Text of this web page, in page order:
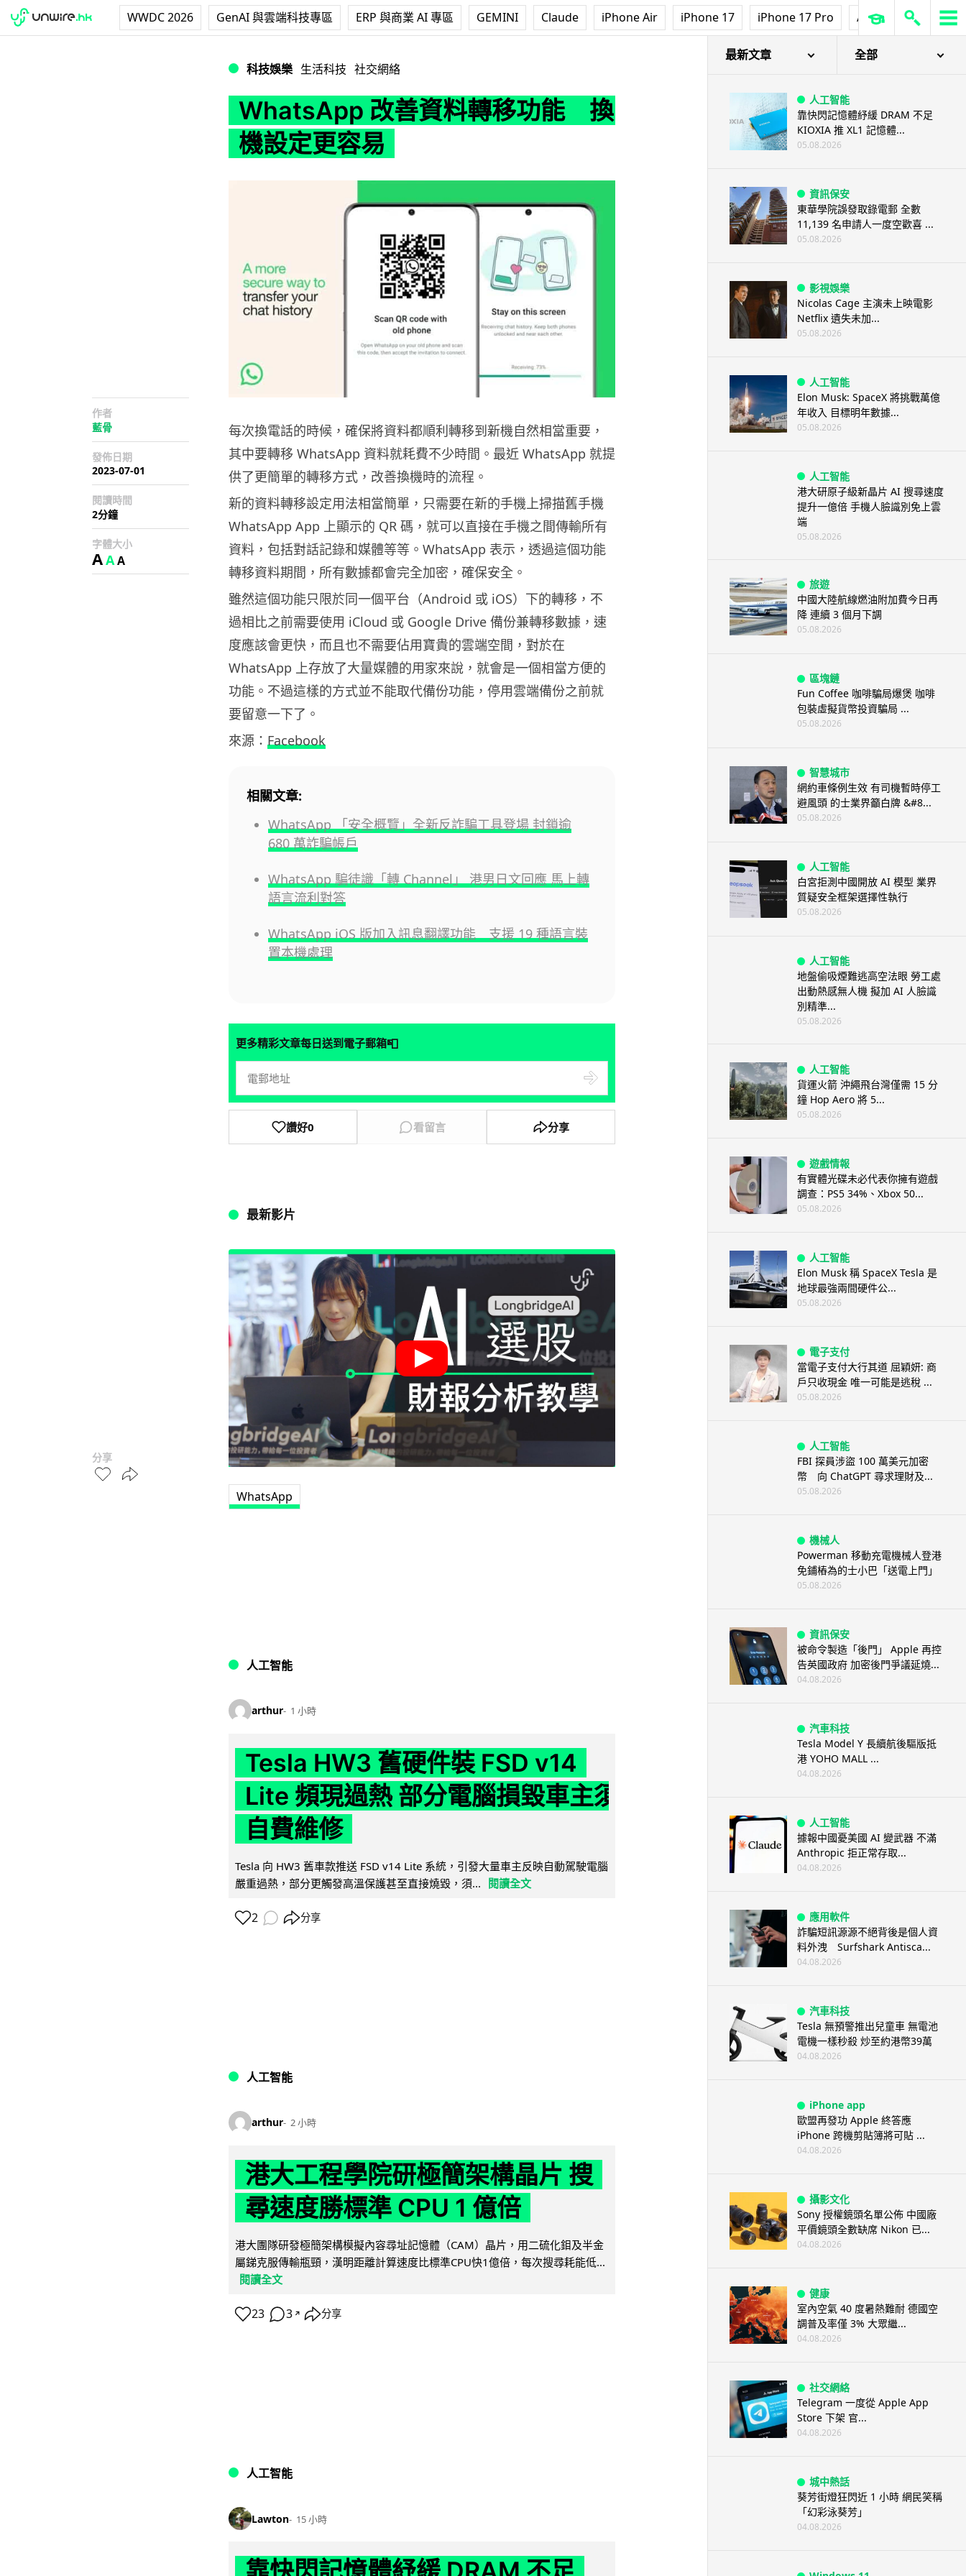
WWDC 2026 GenAI 與雲端科技專區 ERP 與商業 AI 專區 GEMINI Claude iPhone Air iPhone 17 iPhone 17 Pro AirPods Pro 3
科技娛樂 生活科技 社交網絡
WhatsApp 改善資料轉移功能 換
機設定更容易
作者
藍骨
發佈日期
2023-07-01
閱讀時間
2分鐘
字體大小
AAA
分享
每次換電話的時候，確保將資料都順利轉移到新機自然相當重要，
其中要轉移 WhatsApp 資料就耗費不少時間。最近 WhatsApp 就提
供了更簡單的轉移方式，改善換機時的流程。
新的資料轉移設定用法相當簡單，只需要在新的手機上掃描舊手機
WhatsApp App 上顯示的 QR 碼，就可以直接在手機之間傳輸所有
資料，包括對話記錄和媒體等等。WhatsApp 表示，透過這個功能
轉移資料期間，所有數據都會完全加密，確保安全。
雖然這個功能只限於同一個平台（Android 或 iOS）下的轉移，不
過相比之前需要使用 iCloud 或 Google Drive 備份兼轉移數據，速
度應該會更快，而且也不需要佔用寶貴的雲端空間，對於在
WhatsApp 上存放了大量媒體的用家來說，就會是一個相當方便的
功能。不過這樣的方式並不能取代備份功能，停用雲端備份之前就
要留意一下了。
來源： Facebook
相關文章:
WhatsApp 「安全概覽」全新反詐騙工具登場 封鎖逾
680 萬詐騙帳戶
WhatsApp 騙徒識「轉 Channel」 港男日文回應 馬上轉
語言流利對答
WhatsApp iOS 版加入訊息翻譯功能 支援 19 種語言裝
置本機處理
更多精彩文章每日送到電子郵箱📮
讚好0 看留言 分享
最新影片
WhatsApp
人工智能
arthur 1 小時
Tesla HW3 舊硬件裝 FSD v14
Lite 頻現過熱 部分電腦損毀車主須
自費維修
Tesla 向 HW3 舊車款推送 FSD v14 Lite 系統，引發大量車主反映自動駕駛電腦
嚴重過熱，部分更觸發高溫保護甚至直接燒毀，須... 閱讀全文
2 分享
人工智能
arthur 2 小時
港大工程學院研極簡架構晶片 搜
尋速度勝標準 CPU 1 億倍
港大團隊研發極簡架構模擬內容尋址記憶體（CAM）晶片，用二硫化鉬及半金
屬銻克服傳輸瓶頸，漢明距離計算速度比標準CPU快1億倍，每次搜尋耗能低...
閱讀全文
23 3 ↗ 分享
人工智能
Lawton 15 小時
最新文章 全部
人工智能
靠快閃記憶體紓緩 DRAM 不足
KIOXIA 推 XL1 記憶體...
05.08.2026
資訊保安
東華學院誤發取錄電郵 全數
11,139 名申請人一度空歡喜 ...
05.08.2026
影視娛樂
Nicolas Cage 主演未上映電影
Netflix 遺失未加...
05.08.2026
人工智能
Elon Musk: SpaceX 將挑戰萬億
年收入 目標明年數據...
05.08.2026
人工智能
港大研原子級新晶片 AI 搜尋速度
提升一億倍 手機人臉識別免上雲
端
05.08.2026
旅遊
中國大陸航線燃油附加費今日再
降 連續 3 個月下調
05.08.2026
區塊鏈
Fun Coffee 咖啡騙局爆煲 咖啡
包裝虛擬貨幣投資騙局 ...
05.08.2026
智慧城市
網約車條例生效 有司機暫時停工
避風頭 的士業界籲白牌 &#8...
05.08.2026
人工智能
白宮拒測中國開放 AI 模型 業界
質疑安全框架選擇性執行
05.08.2026
人工智能
地盤偷吸煙難逃高空法眼 勞工處
出動熱感無人機 擬加 AI 人臉識
別精準...
05.08.2026
人工智能
貨運火箭 沖繩飛台灣僅需 15 分
鐘 Hop Aero 將 5...
05.08.2026
遊戲情報
有實體光碟未必代表你擁有遊戲
調查：PS5 34%、Xbox 50...
05.08.2026
人工智能
Elon Musk 稱 SpaceX Tesla 是
地球最強兩間硬件公...
05.08.2026
電子支付
當電子支付大行其道 屈穎妍: 商
戶只收現金 唯一可能是逃稅 ...
05.08.2026
人工智能
FBI 探員涉盜 100 萬美元加密
幣 向 ChatGPT 尋求理財及...
05.08.2026
機械人
Powerman 移動充電機械人登港
免鋪樁為的士小巴「送電上門」
05.08.2026
資訊保安
被命令製造「後門」 Apple 再控
告英國政府 加密後門爭議延燒...
04.08.2026
汽車科技
Tesla Model Y 長續航後驅版抵
港 YOHO MALL ...
04.08.2026
人工智能
據報中國憂美國 AI 變武器 不滿
Anthropic 拒正常存取...
04.08.2026
應用軟件
詐騙短訊源源不絕背後是個人資
料外洩 Surfshark Antisca...
04.08.2026
汽車科技
Tesla 無預警推出兒童車 無電池
電機一樣秒殺 炒至約港幣39萬
04.08.2026
iPhone app
歐盟再發功 Apple 終答應
iPhone 跨機剪貼簿將可貼 ...
04.08.2026
攝影文化
Sony 授權鏡頭名單公佈 中國廠
平價鏡頭全數缺席 Nikon 已...
04.08.2026
健康
室內空氣 40 度暑熱難耐 德國空
調普及率僅 3% 大眾繼...
04.08.2026
社交網絡
Telegram 一度從 Apple App
Store 下架 官...
04.08.2026
城中熱話
葵芳街燈狂閃近 1 小時 網民笑稱
「幻彩泳葵芳」
04.08.2026